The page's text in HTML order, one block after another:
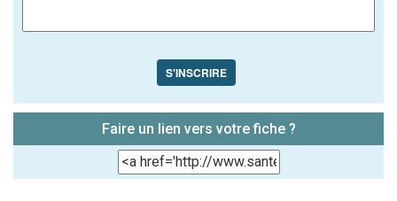
S'INSCRIRE
Faire un lien vers votre fiche ?